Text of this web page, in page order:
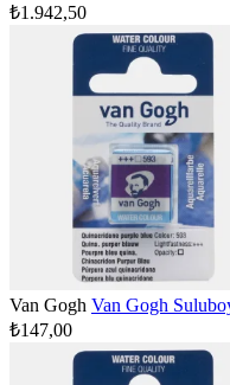
₺1.942,50
Van Gogh Van Gogh
₺147,00